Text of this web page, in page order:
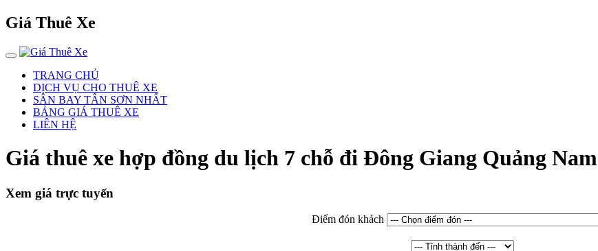
Giá Thuê Xe
TRANG CHỦ
DỊCH VỤ CHO THUÊ XE
SÂN BAY TÂN SƠN NHẤT
BẢNG GIÁ THUÊ XE
LIÊN HỆ
Giá thuê xe hợp đồng du lịch 7 chỗ đi Đông Giang Quảng Nam
Xem giá trực tuyến
Điểm đón khách